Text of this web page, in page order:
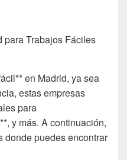
para Trabajos Fáciles
en Madrid, ya sea
estas empresas
para
y más. A continuación,
donde puedes encontrar